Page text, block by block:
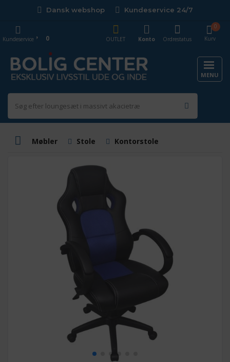
Dansk webshop Kundeservice 24/7
Kurv
0
OUTLET
Konto Ordrestatus
Kundeservice 0
MENU
Møbler Stole Kontorstole